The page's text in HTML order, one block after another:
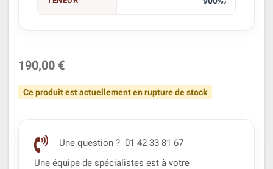
190,00 €
Ce produit est actuellement en rupture de stock
Une question ? 01 42 33 81 67
Une équipe de spécialistes est à votre